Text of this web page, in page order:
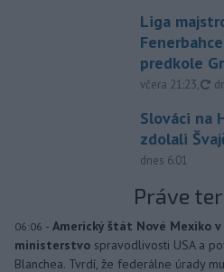
Liga
predkole
včera 21:23,
Slováci na
zdolali
dnes 6:01
Práve
06:06 - Americký štát Nové Mexiko
ministerstvo spravodlivosti USA a
Blanchea. Tvrdí, že federálne úrady